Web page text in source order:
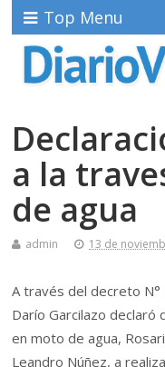
Top Menu
a la
de agua
admin 13 de
A través del decreto
Darío Garcilazo declaró
en moto de agua,
Leandro Núñez, a